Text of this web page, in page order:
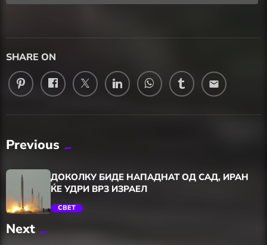
SHARE ON
email
Previous
ДОКОЛКУ БИДЕ НАПАДНАТ ОД САД, ИРАН
ЌЕ УДРИ ВРЗ ИЗРАЕЛ
СВЕТ
Next